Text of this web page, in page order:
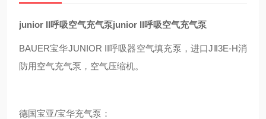
junior II呼吸空气充气泵junior II呼吸空气充气泵
BAUER宝华JUNIOR II呼吸器空气填充泵，进口JⅡ3E-H消
防用空气充气泵，空气压缩机。
德国宝亚/宝华充气泵：